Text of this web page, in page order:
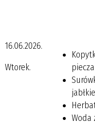
16.06.2026.
Wtorek.
Woda